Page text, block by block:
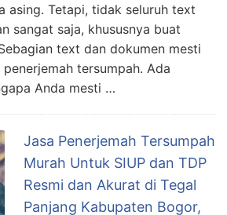
asing. Tetapi, tidak seluruh text
sangat saja, khususnya buat
text dan dokumen mesti
tersumpah. Ada
Anda mesti …
Jasa Penerjemah Tersumpah
Murah Untuk SIUP dan TDP
Resmi dan Akurat di Tegal
Panjang Kabupaten Bogor,